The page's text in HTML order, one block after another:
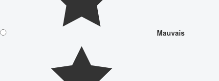
Mauvais